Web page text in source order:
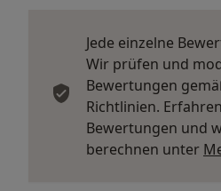
Jede einzelne
Wir prüfen und
Bewertungen
Richtlinien.
Bewertungen und
berechnen unter